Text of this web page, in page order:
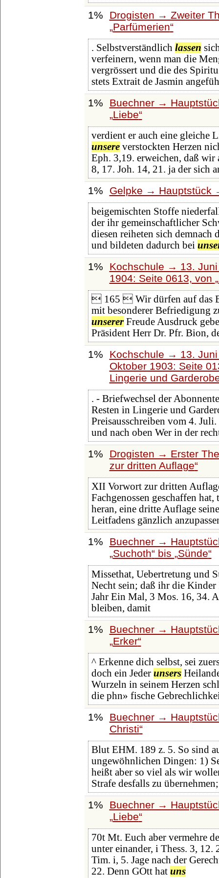
1%
Drogisten → Zweiter
Parfümerien
. Selbstverständlich lassen
verfeinern, wenn man die
vergrössert und die des
stets Extrait de Jasmin
1%
Buechner →
Liebe
verdient er auch eine gleiche
unsereverstockten Herzen
Eph. 3,19. erweichen, daß wir
8, 17. Joh. 14, 21. ja der sich
1% Gelpke → Hauptstück
beigemischten Stoffe
der ihr gemeinschaftlicher
diesen reiheten sich
und bildeten dadurch bei
1%
Kochschule → 13.
1904: Seite 0613, von
 165  Wir dürfen auf das
mit besonderer Befriedigung
unsererFreude Ausdruck
Präsident Herr Dr. Pfr. Bion,
1%
Kochschule → 13.
Oktober 1903: Seite
Lingerie und
. - Briefwechsel der
Resten in Lingerie und
Preisausschreiben vom 4.
und nach oben Wer in der
1%
Drogisten → Erster
zur dritten Auflage
XII Vorwort zur dritten
Fachgenossen geschaffen
heran, eine dritte Auflage
Leitfadens gänzlich
1%
Buechner →
Suchoth bis Sünde
Missethat, Uebertretung und
Necht sein; daß ihr die
Jahr Ein Mal, 3 Mos. 16, 34.
bleiben, damit
1%
Buechner →
Erker
^ Erkenne dich selbst, sei
doch ein Jeder unsers
Wurzeln in seinem Herzen
die phn» fische
1%
Buechner →
Christi
Blut EHM. 189 z. 5. So sind
ungewöhnlichen Dingen: 1)
heißt aber so viel als wir
Strafe desfalls zu
1%
Buechner →
Liebe
70t Mt. Euch aber vermehre
unter einander, i Thess. 3, 12.
Tim. i, 5. Jage nach der
22. Denn GOtt hat uns